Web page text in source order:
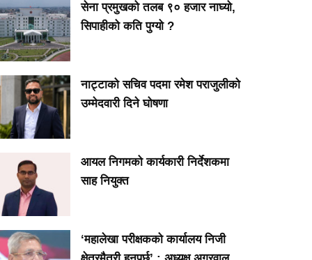
सेना प्रमुखको तलब ९० हजार नाघ्यो,
सिपाहीको कति पुग्यो ?
नाट्टाको सचिव पदमा रमेश पराजुलीको
उम्मेदवारी दिने घोषणा
आयल निगमको कार्यकारी निर्देशकमा
साह नियुक्त
‘महालेखा परीक्षकको कार्यालय निजी